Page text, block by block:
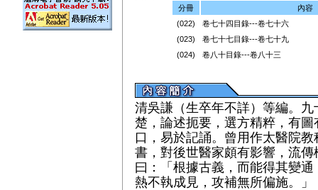
分冊
內容
(022)
卷七十四目錄---卷七十六
(023)
卷七十七目錄---卷七十九
(024)
卷八十目錄---卷八十三
清吳謙（生卒年不詳）等編。
楚，論述扼要，選方精粹，有
口，易於記誦。曾用作太醫院
書，對後世醫家頗有影響，流
曰：「根據古義，而能得其變
熱不執成見，攻補無所偏施。」